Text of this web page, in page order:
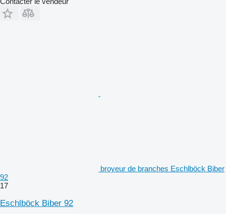
broyeur de branches Eschlböck Biber
92
17
Eschlböck Biber 92